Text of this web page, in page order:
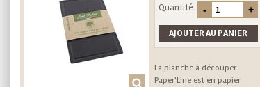
Quantité
La planche à découper
Paper'Line est en papier